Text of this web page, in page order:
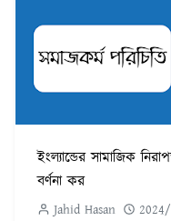
ইংল্যান্ডের সামাজিক
বর্ণনা কর
Jahid Hasan